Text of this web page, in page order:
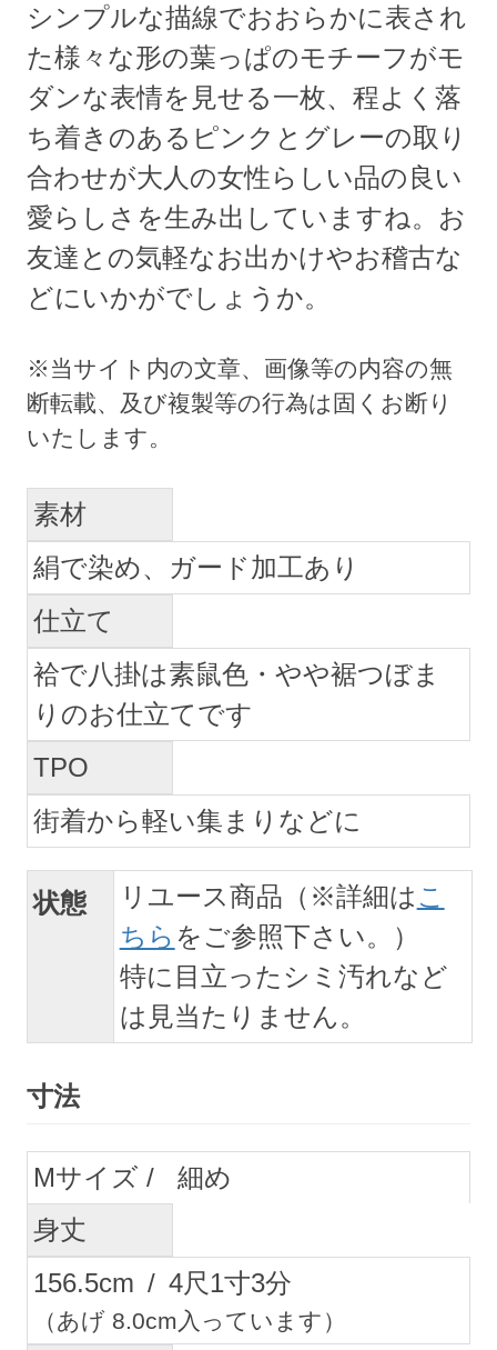
シンプルな描線でおおらかに表され
た様々な形の葉っぱのモチーフがモ
ダンな表情を見せる一枚、程よく落
ち着きのあるピンクとグレーの取り
合わせが大人の女性らしい品の良い
愛らしさを生み出していますね。お
友達との気軽なお出かけやお稽古な
どにいかがでしょうか。
素材
絹で染め、ガード加工あり
仕立て
袷で八掛は素鼠色・やや裾つぼま
りのお仕立てです
TPO
街着から軽い集まりなどに
状態 リユース商品（※詳細は こ
ちら をご参照下さい。）
特に目立ったシミ汚れなど
は見当たりません。
寸法
M
細め
身丈
156.5cm / 4尺1寸3分
（あげ 8.0cm入っています）